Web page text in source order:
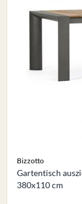
Bizzotto
Gartentisch
380x110 cm